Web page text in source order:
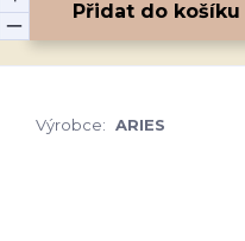
Přidat do košíku
Výrobce: ARIES